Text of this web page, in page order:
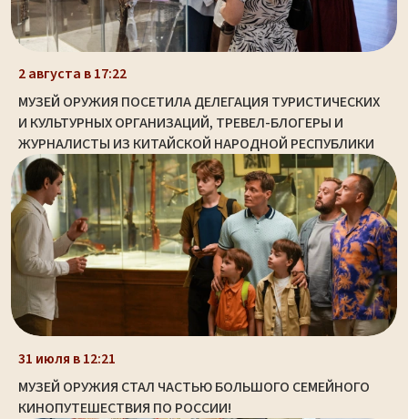
2 августа в 17:22
МУЗЕЙ ОРУЖИЯ ПОСЕТИЛА ДЕЛЕГАЦИЯ ТУРИСТИЧЕСКИХ
И КУЛЬТУРНЫХ ОРГАНИЗАЦИЙ, ТРЕВЕЛ-БЛОГЕРЫ И
ЖУРНАЛИСТЫ ИЗ КИТАЙСКОЙ НАРОДНОЙ РЕСПУБЛИКИ
31 июля в 12:21
МУЗЕЙ ОРУЖИЯ СТАЛ ЧАСТЬЮ БОЛЬШОГО СЕМЕЙНОГО
КИНОПУТЕШЕСТВИЯ ПО РОССИИ!